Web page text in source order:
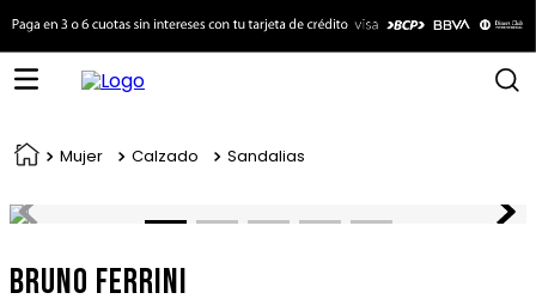
Mujer Calzado Sandalias
Bruno Ferrini